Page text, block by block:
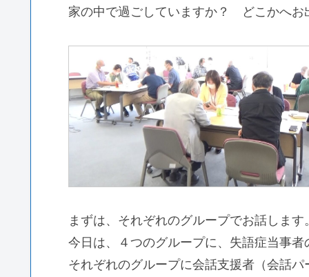
家の中で過ごしていますか？ どこかへお
まずは、それぞれのグループでお話します
今日は、４つのグループに、失語症当事
それぞれのグループに会話支援者（会話